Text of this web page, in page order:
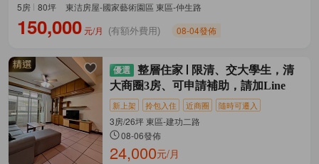
5房 80坪 東洁房屋-國家藝術園區 東區-仲生路
150,000 元/月 (有額外費用) 08-04發佈
整層住家
限清、交大學生，清
大商圈3房、可申請補助，請加Line
新上架 拎包入住 近商圈 隨時可遷入
3房/26坪 東區-建功二路
08-06發佈
24,000元/月